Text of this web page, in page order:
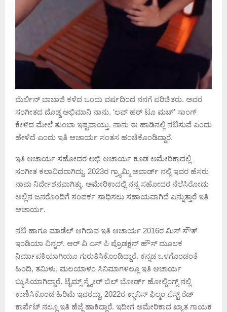
ಮೆರ್ಲಿನ್ ಬಾಬಾಜಿ ಕಳೆದ ಒಂದು ವರ್ಷದಿಂದ ನನಗೆ ಪರಿಚಿತರು. ಅವರ
ಸಂಗೀತದ ದೊಡ್ಡ ಅಭಿಮಾನಿ ನಾನು. ‘ಲವ್ ಹರ್ ಟೂ ಮಚ್’ ಸಾಂಗ್
ಕೇಳಿದ ಮೇಲೆ ತುಂಬಾ ಇಷ್ಟವಾಯ್ತು. ನಾನು ಈ ಹಾಡಿನಲ್ಲಿ ನಟಿಸುವೆ ಎಂದು
ಹೇಳಿದೆ ಎಂದು ಇತಿ ಆಚಾರ್ಯ ಸಂತಸ ಹಂಚಿಕೊಂಡಿದ್ದಾರೆ.
ಇತಿ ಆಚಾರ್ಯ ಸಹೋದರ ಅಭಿ ಆಚಾರ್ಯ ಕೂಡ ಅಮೇರಿಕಾದಲ್ಲಿ
ಸಂಗೀತ ಕಲಾವಿದರಾಗಿದ್ದು, 2023ರ ಗ್ರ್ಯಾಮ್ಮಿ ಅವಾರ್ಡ್ ನಲ್ಲಿ ಇವರ ಹೆಸರು
ನಾಮ ನಿರ್ದೇಶನವಾಗಿತ್ತು. ಅಮೇರಿಕಾದಲ್ಲಿ ನನ್ನ ಸಹೋದರ ನೆಲೆಸಿರೋದು
ಅಲ್ಲಿನ ಜನರೊಂದಿಗೆ ಸಂಪರ್ಕ ಸಾಧಿಸಲು ಸಹಾಯವಾಗಿದೆ ಎನ್ನುತ್ತಾರೆ ಇತಿ
ಆಚಾರ್ಯ.
ನಟಿ ಹಾಗೂ ಮಾಡೆಲ್ ಆಗಿರುವ ಇತಿ ಆಚಾರ್ಯ 2016ರ ಮಿಸ್ ಸೌತ್
ಇಂಡಿಯಾ ವಿನ್ನರ್. ಆರ್ ವಿ ಎಸ್ ಪಿ ಪ್ರೊಡಕ್ಷನ್ ಹೌಸ್ ಮೂಲಕ
ನಿರ್ಮಾಪಕಿಯಾಗಿಯೂ ಗುರುತಿಸಿಕೊಂಡಿದ್ದಾರೆ. ಕನ್ನಡ ಒಳಗೊಂಡಂತೆ
ಹಿಂದಿ, ತಮಿಳು, ಮಲಯಾಳಂ ಸಿನಿಮಾಗಳಲ್ಲೂ ಇತಿ ಆಚಾರ್ಯ
ಬ್ಯುಸಿಯಾಗಿದ್ದಾರೆ. ಟೈಮ್ಸ್ ಸ್ಕ್ವೇರ್ ಬಿಲ್ ಬೋರ್ಡ್ ಹೋಲ್ಡಿಂಗ್ಸ್ ನಲ್ಲಿ
ಕಾಣಿಸಿಕೊಂಡ ಹಿರಿಮೆ ಇವರದ್ದು, 2022ರ ಕ್ಯಾನಿಸ್ ಫಿಲ್ಮಂ ಫೆಸ್ಟ್ ರೆಡ್
ಕಾರ್ಪೆಟ್ ನಲ್ಲೂ ಇತಿ ಹೆಜ್ಜೆ ಹಾಕಿದ್ದಾರೆ. ಇದೀಗ ಅಮೇರಿಕಾದ ಖ್ಯಾತ ಗಾಯಕ